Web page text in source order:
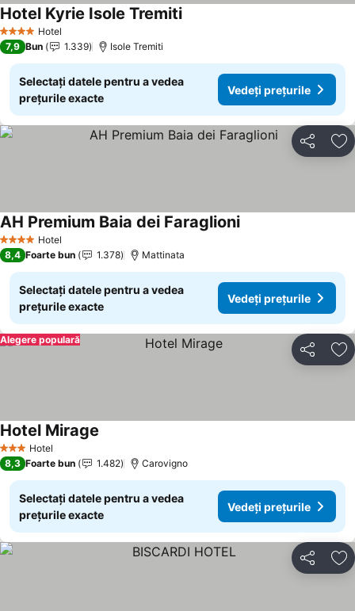
4 Stele Hotel
Hotel Kyrie Isole TremitiVedeți prețurile
7,9 Bun 1.339 Isole Tremiti
Selectați datele pentru a vedea
prețurile exacte
Vedeți prețurile
Distribuiți
4 Stele Hotel
AH Premium Baia dei FaraglioniVedeți prețurile
8,4 Foarte bun 1.378 Mattinata
Selectați datele pentru a vedea
prețurile exacte
Vedeți prețurile
Distribuiți
Alegere populară
3 SteleHotel
Hotel Mirage
8,3 Foarte bun 1.482 Carovigno
Selectați datele pentru a vedea
prețurile exacte
Vedeți prețurile
Distribuiți